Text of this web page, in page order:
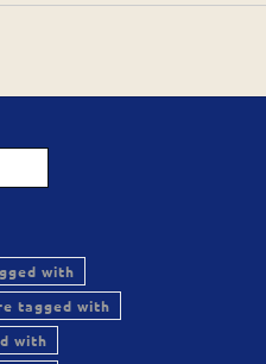
with
tagged with
with